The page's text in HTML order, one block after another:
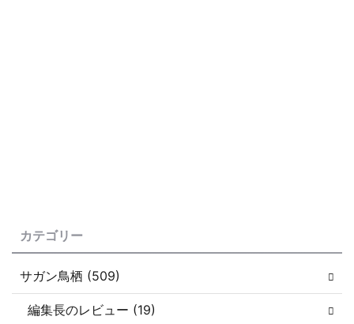
カテゴリー
サガン鳥栖 (509)
編集長のレビュー (19)